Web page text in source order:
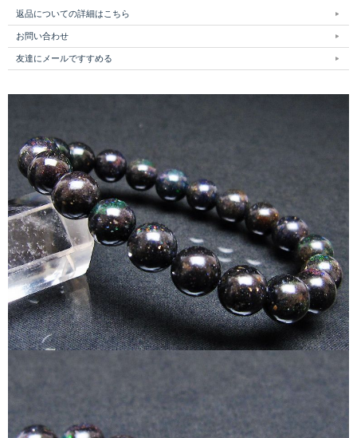
返品についての詳細はこちら
お問い合わせ
友達にメールですすめる